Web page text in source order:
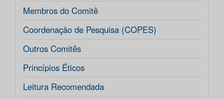
Membros do Comitê
Coordenação de Pesquisa (COPES)
Outros Comitês
Princípios Éticos
Leitura Recomendada